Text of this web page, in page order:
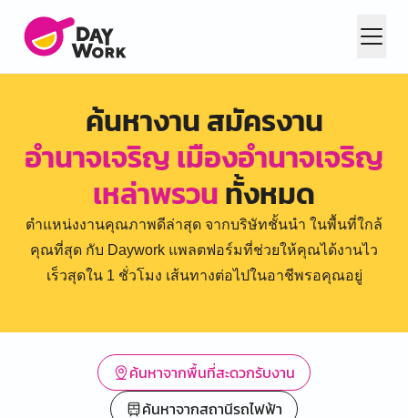
ค้นหางาน สมัครงาน
อำนาจเจริญ เมืองอำนาจเจริญ
เหล่าพรวนทั้งหมด
ตำแหน่งงานคุณภาพดีล่าสุด จากบริษัทชั้นนำ ในพื้นที่ใกล้
คุณที่สุด กับ Daywork แพลตฟอร์มที่ช่วยให้คุณได้งานไว
เร็วสุดใน 1 ชั่วโมง เส้นทางต่อไปในอาชีพรอคุณอยู่
ค้นหาจากพื้นที่สะดวกรับงาน
ค้นหาจากสถานีรถไฟฟ้า